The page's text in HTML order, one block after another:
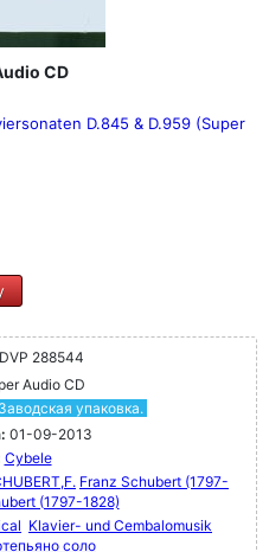
CD
D.845 & D.959 (Super
288544
Audio CD
упаковка.
01-09-2013
Cybele
Franz Schubert (1797-
(1797-1828)
Klavier- und Cembalomusik
соло